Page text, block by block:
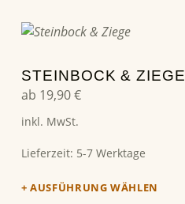
STEINBOCK & ZIEGE
ab 19,90€
inkl. MwSt.
Lieferzeit: 5-7 Werktage
AUSFÜHRUNG WÄHLEN
Dieses Produkt weist mehrere Varianten auf. Die Optionen können auf der Produktseite gewählt werden